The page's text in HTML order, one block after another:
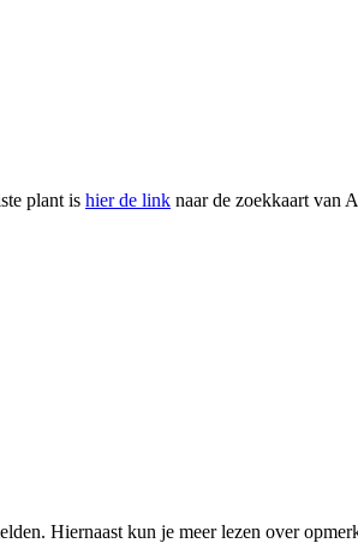
plant is hier de link naar de zoekkaart van
Hiernaast kun je meer lezen over